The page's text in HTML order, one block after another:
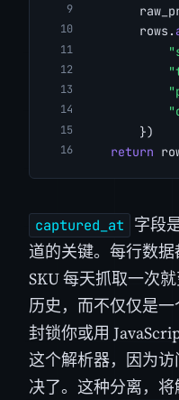
        rows.
        })
return
captured_at
字段
道的关键。每行数
SKU 每天抓取一次
历史，而不仅仅是
封锁你或用
这个解析器，因为
决了。这种分离，